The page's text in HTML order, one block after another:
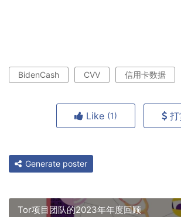
BidenCash CVV 信用卡数据
Like (1) 打
Generate poster
Tor项目团队的2023年年度回顾